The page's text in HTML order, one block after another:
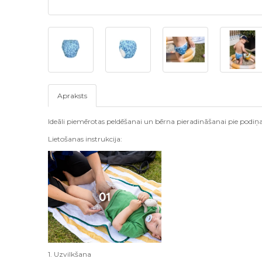
Apraksts
Ideāli piemērotas peldēšanai un bērna pieradināšanai pie
Lietošanas instrukcija:
1. Uzvilkšana